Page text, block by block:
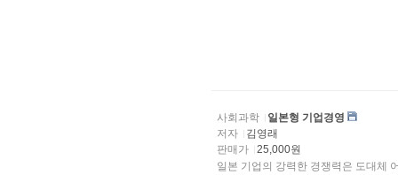
사회과학
일본형 기업경영
저자
김영래
판매가
25,000원
일본 기업의 강력한 경쟁력은 도대체